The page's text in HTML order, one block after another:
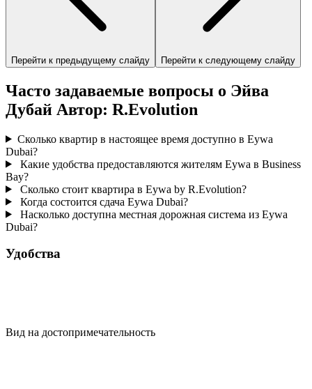
Перейти к предыдущему слайду Перейти к следующему слайду
Часто задаваемые вопросы о Эйва
Дубай Автор: R.Evolution
Сколько квартир в настоящее время доступно в Eywa
Dubai?
Какие удобства предоставляются жителям Eywa в Business
Bay?
Сколько стоит квартира в Eywa by R.Evolution?
Когда состоится сдача Eywa Dubai?
Насколько доступна местная дорожная система из Eywa
Dubai?
Удобства
Вид на достопримечательность